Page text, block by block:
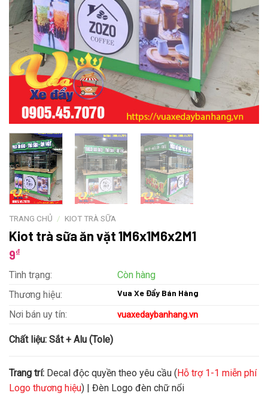
TRANG CHỦ / KIOT TRÀ SỮA
Kiot trà sữa ăn vặt 1M6x1M6x2M1
9₫
Tình trạng:
Còn hàng
Thương hiệu:
Vua Xe Đẩy Bán Hàng
Nơi bán uy tín: vuaxedaybanhang.vn
Chất liệu: Sắt + Alu (Tole)
Trang trí: Decal độc quyền theo yêu cầu (Hỗ trợ 1-1 miễn phí
Logo thương hiệu) | Đèn Logo đèn chữ nổi